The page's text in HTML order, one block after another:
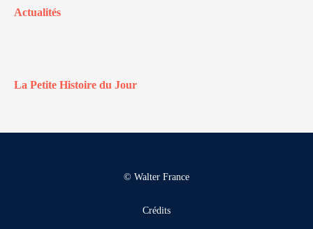
Actualités
La Petite Histoire du Jour
© Walter France
Crédits